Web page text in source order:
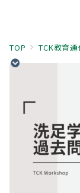
TOP TCK教育通